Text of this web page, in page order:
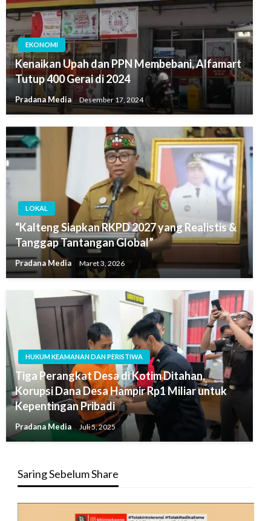
EKONOMI
Kenaikan Upah dan PPN Membebani, Alfamart
Tutup 400 Gerai di 2024
Pradana Media Desember 17, 2024
LOKAL
“Kalteng Siapkan RKPD 2027 yang Realistis &
Tanggap Tantangan Global”
Pradana Media Maret 3, 2026
HUKUM KEAMANAN DAN PERISTIWA
Tiga Perangkat Desa di Kotim Ditahan,
Korupsi Dana Desa Hampir Rp1 Miliar untuk
Kepentingan Pribadi
Pradana Media Juli 5, 2025
Saring Sebelum Share